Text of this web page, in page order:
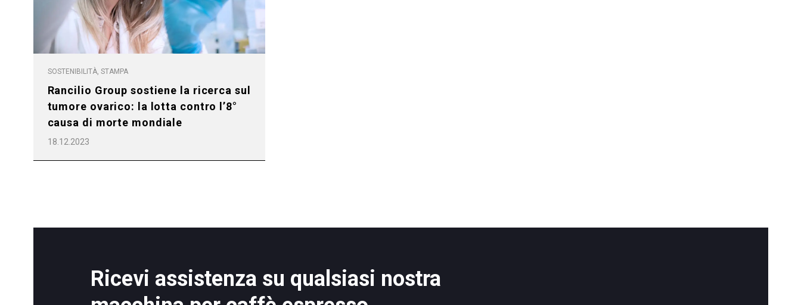
SOSTENIBILITÀ, STAMPA
Rancilio Group sostiene la ricerca sul
tumore ovarico: la lotta contro l’8°
causa di morte mondiale
18.12.2023
Ricevi assistenza su qualsiasi nostra